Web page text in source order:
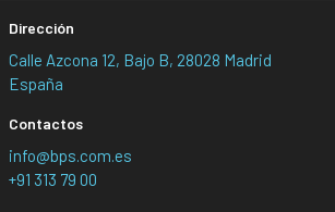
Dirección
Calle Azcona 12, Bajo B, 28028 Madrid
España
Contactos
info@bps.com.es
+91 313 79 00